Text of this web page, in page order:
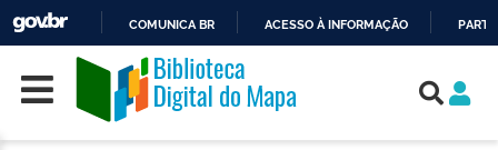
O
CONTEÚDO
COMUNICA BR ACESSO À INFORMAÇÃO
Skip navigation